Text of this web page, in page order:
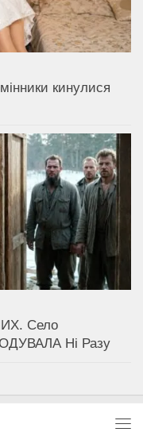
кинулися
Село
Ні Разу